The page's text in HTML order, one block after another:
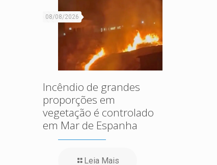
08/08/2026
Incêndio de grandes
proporções em
vegetação é controlado
em Mar de Espanha
Leia Mais